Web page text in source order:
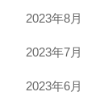
2023年8月
2023年7月
2023年6月